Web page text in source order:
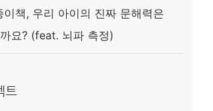
책, 우리 아이의 진짜 문해력은
요? (feat. 뇌파 측정)
트